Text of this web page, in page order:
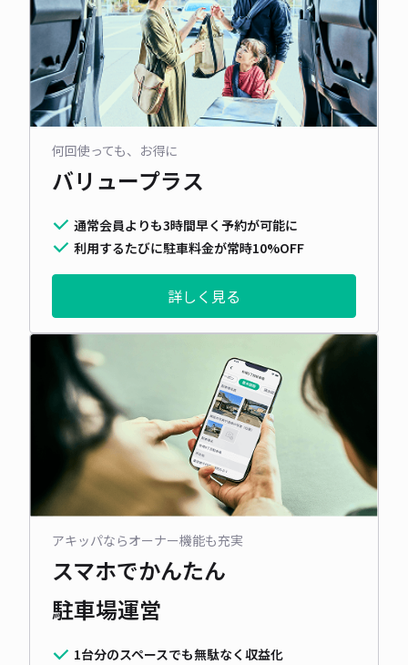
何回使っても、お得に
バリュープラス
通常会員よりも3時間早く予約が可能に
利用するたびに駐車料金が常時10%OFF
詳しく見る
アキッパならオーナー機能も充実
スマホでかんたん
駐車場運営
1台分のスペースでも無駄なく収益化